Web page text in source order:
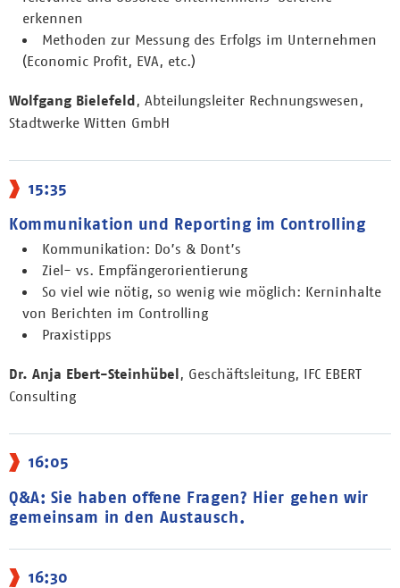
erkennen
Methoden zur Messung des Erfolgs im Unternehmen
(Economic Profit, EVA, etc.)
Wolfgang Bielefeld, Abteilungsleiter Rechnungswesen,
Stadtwerke Witten GmbH
15:35
Kommunikation und Reporting im Controlling
Kommunikation: Do’s & Dont’s
Ziel- vs. Empfängerorientierung
So viel wie nötig, so wenig wie möglich: Kerninhalte
von Berichten im Controlling
Praxistipps
Dr. Anja Ebert-Steinhübel, Geschäftsleitung, IFC EBERT
Consulting
16:05
Q&A: Sie haben offene Fragen? Hier gehen wir
gemeinsam in den Austausch.
16:30